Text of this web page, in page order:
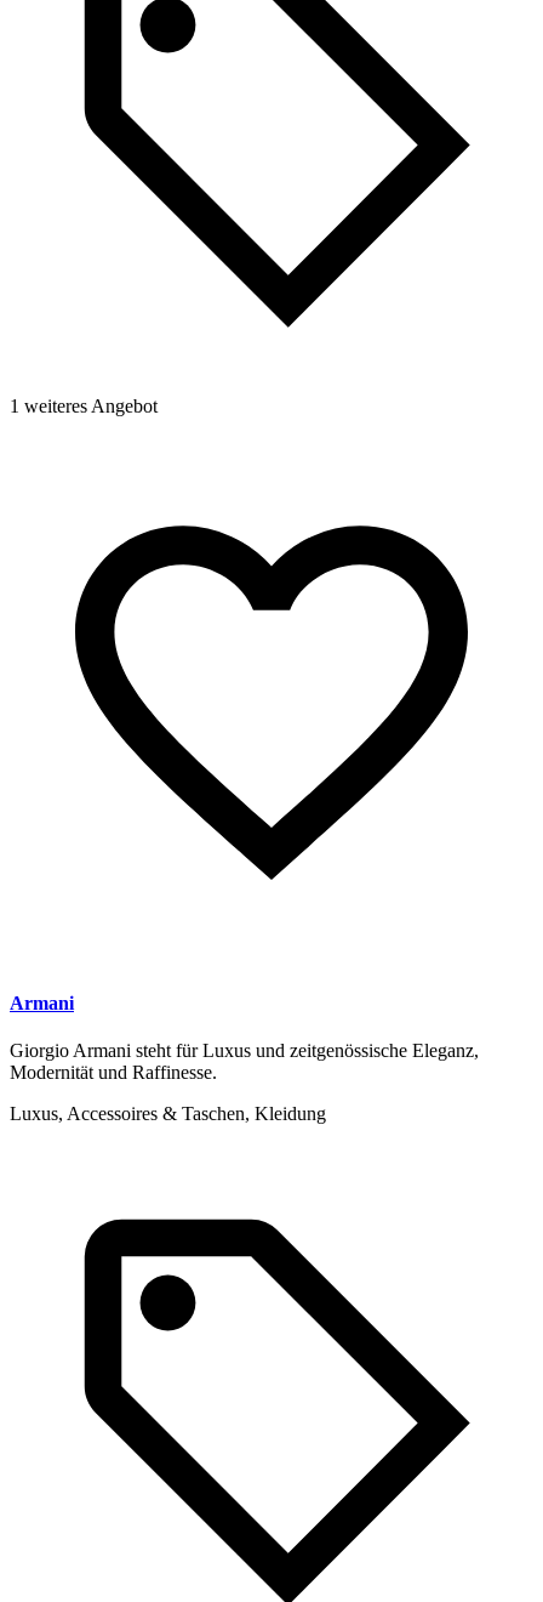
1 weiteres Angebot
Armani
Giorgio Armani steht für Luxus und zeitgenössische Eleganz,
Modernität und Raffinesse.
Luxus, Accessoires & Taschen, Kleidung